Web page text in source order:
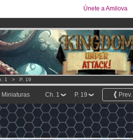
Únete a Amilova
ya
1 > P. 19
Miniaturas Prev.
P. 19
Ch. 1